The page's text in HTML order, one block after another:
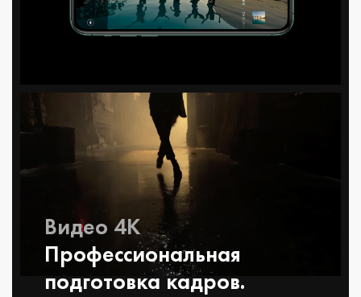
Видео 4K
Профессио­нальная
подготовка кадров.